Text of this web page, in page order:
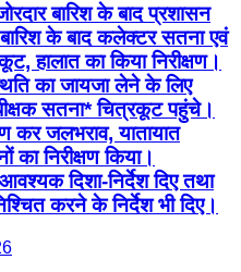
बारिश के बाद प्रशासन
के बाद कलेक्टर सतना एवं
हालात का किया निरीक्षण।
का जायजा लेने के लिए
सतना* चित्रकूट पहुंचे।
कर जलभराव, यातायात
निरीक्षण किया।
दिशा-निर्देश दिए तथा
करने के निर्देश भी दिए।